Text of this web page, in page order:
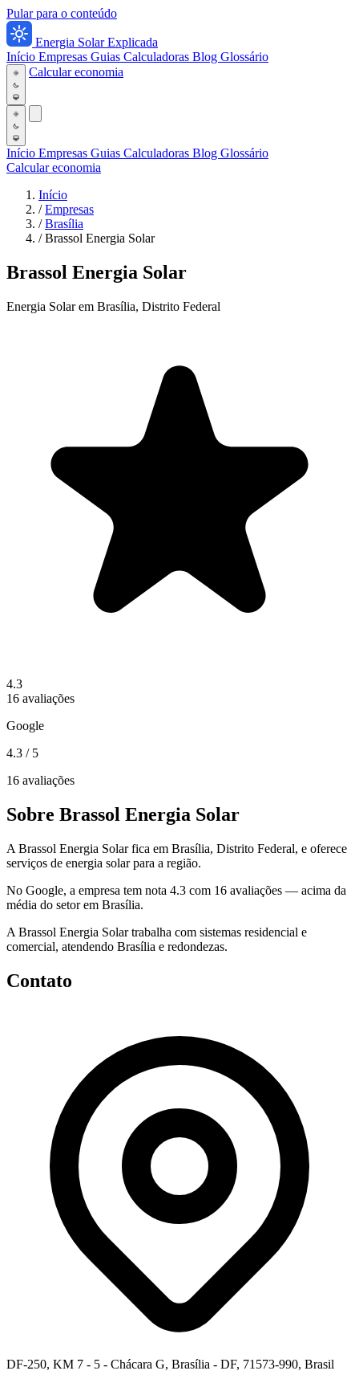
Pular para o conteúdo
Energia Solar Explicada
Início Empresas Guias Calculadoras Blog Glossário
Calcular economia
Início Empresas Guias Calculadoras Blog Glossário
Calcular economia
Início
/ Empresas
/ Brasília
/ Brassol Energia Solar
Brassol Energia Solar
Energia Solar em Brasília, Distrito Federal
4.3
16 avaliações
Google
4.3 / 5
16 avaliações
Sobre Brassol Energia Solar
A Brassol Energia Solar fica em Brasília, Distrito Federal, e oferece
serviços de energia solar para a região.
No Google, a empresa tem nota 4.3 com 16 avaliações — acima da
média do setor em Brasília.
A Brassol Energia Solar trabalha com sistemas residencial e
comercial, atendendo Brasília e redondezas.
Contato
DF-250, KM 7 - 5 - Chácara G, Brasília - DF, 71573-990, Brasil